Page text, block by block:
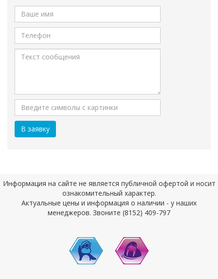
Информация на сайте не является публичной офертой и носит
ознакомительный характер.
Актуальные цены и информация о наличии - у наших
менеджеров. Звоните (8152) 409-797